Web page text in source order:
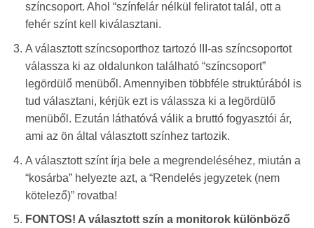
színcsoport. Ahol “színfelár nélkül feliratot talál, ott a
fehér színt kell kiválasztani.
A választott színcsoporthoz tartozó III-as színcsoportot
válassza ki az oldalunkon található “színcsoport”
legördülő menüből. Amennyiben többféle struktúrából is
tud választani, kérjük ezt is válassza ki a legördülő
menüből. Ezután láthatóvá válik a bruttó fogyasztói ár,
ami az ön által választott színhez tartozik.
A választott színt írja bele a megrendeléséhez, miután a
“kosárba” helyezte azt, a “Rendelés jegyzetek (nem
kötelező)” rovatba!
FONTOS! A választott szín a monitorok különböző